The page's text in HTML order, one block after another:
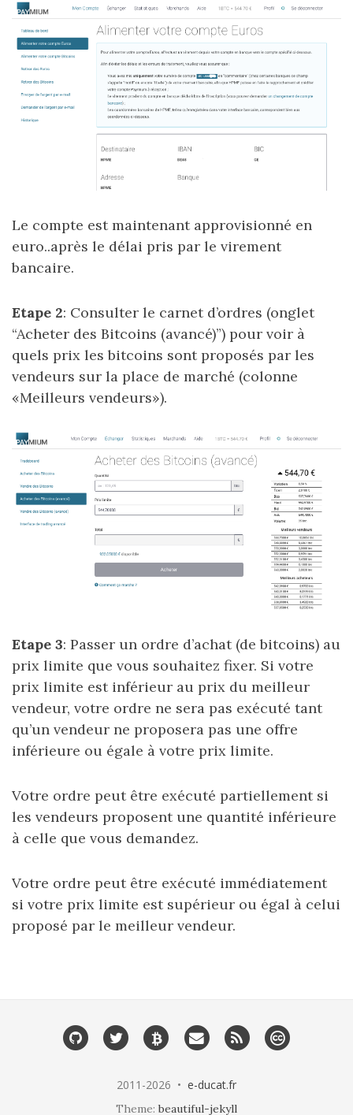
Le compte est maintenant approvisionné en
euro..après le délai pris par le virement
bancaire.
Etape 2: Consulter le carnet d’ordres (onglet
“Acheter des Bitcoins (avancé)”) pour voir à
quels prix les bitcoins sont proposés par les
vendeurs sur la place de marché (colonne
«Meilleurs vendeurs»).
Etape 3: Passer un ordre d’achat (de bitcoins) au
prix limite que vous souhaitez fixer. Si votre
prix limite est inférieur au prix du meilleur
vendeur, votre ordre ne sera pas exécuté tant
qu’un vendeur ne proposera pas une offre
inférieure ou égale à votre prix limite.
Votre ordre peut être exécuté partiellement si
les vendeurs proposent une quantité inférieure
à celle que vous demandez.
Votre ordre peut être exécuté immédiatement
si votre prix limite est supérieur ou égal à celui
proposé par le meilleur vendeur.
2011-2026 • e-ducat.fr
Theme: beautiful-jekyll